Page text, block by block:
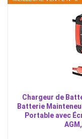
Chargeur de
Batterie
Portable avec